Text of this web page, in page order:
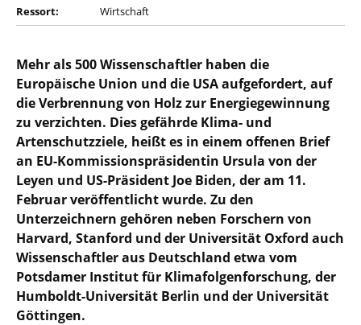
Ressort:
Wirtschaft
Mehr als 500 Wissenschaftler haben die
Europäische Union und die USA aufgefordert, auf
die Verbrennung von Holz zur Energiegewinnung
zu verzichten. Dies gefährde Klima- und
Artenschutzziele, heißt es in einem offenen Brief
an EU-Kommissionspräsidentin Ursula von der
Leyen und US-Präsident Joe Biden, der am 11.
Februar veröffentlicht wurde. Zu den
Unterzeichnern gehören neben Forschern von
Harvard, Stanford und der Universität Oxford auch
Wissenschaftler aus Deutschland etwa vom
Potsdamer Institut für Klimafolgenforschung, der
Humboldt-Universität Berlin und der Universität
Göttingen.